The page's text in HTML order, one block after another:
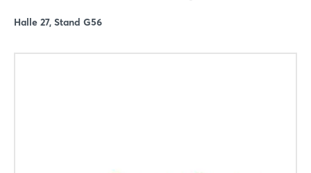
Halle 27, Stand G56